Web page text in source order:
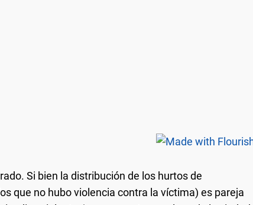
. Si bien la distribución de los hurtos de
que no hubo violencia contra la víctima) es pareja